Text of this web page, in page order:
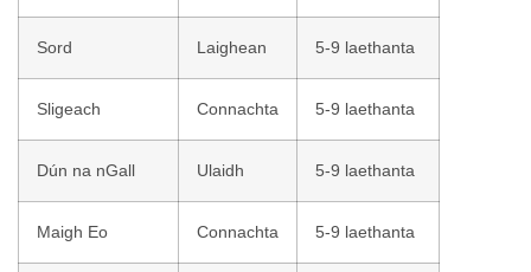
Sord Laighean 5-9 laethanta
Sligeach Connachta 5-9 laethanta
Dún na nGall Ulaidh 5-9 laethanta
Maigh Eo Connachta 5-9 laethanta